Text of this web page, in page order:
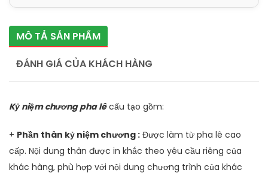
MÔ TẢ SẢN PHẨM
ĐÁNH GIÁ CỦA KHÁCH HÀNG
Kỷ niệm chương pha lêcấu tạo gồm:
+ Phần thân kỷ niệm chương : Được làm từ pha lê cao
cấp. Nội dung thân được in khắc theo yêu cầu riêng của
khác hàng, phù hợp với nội dung chương trình của khác